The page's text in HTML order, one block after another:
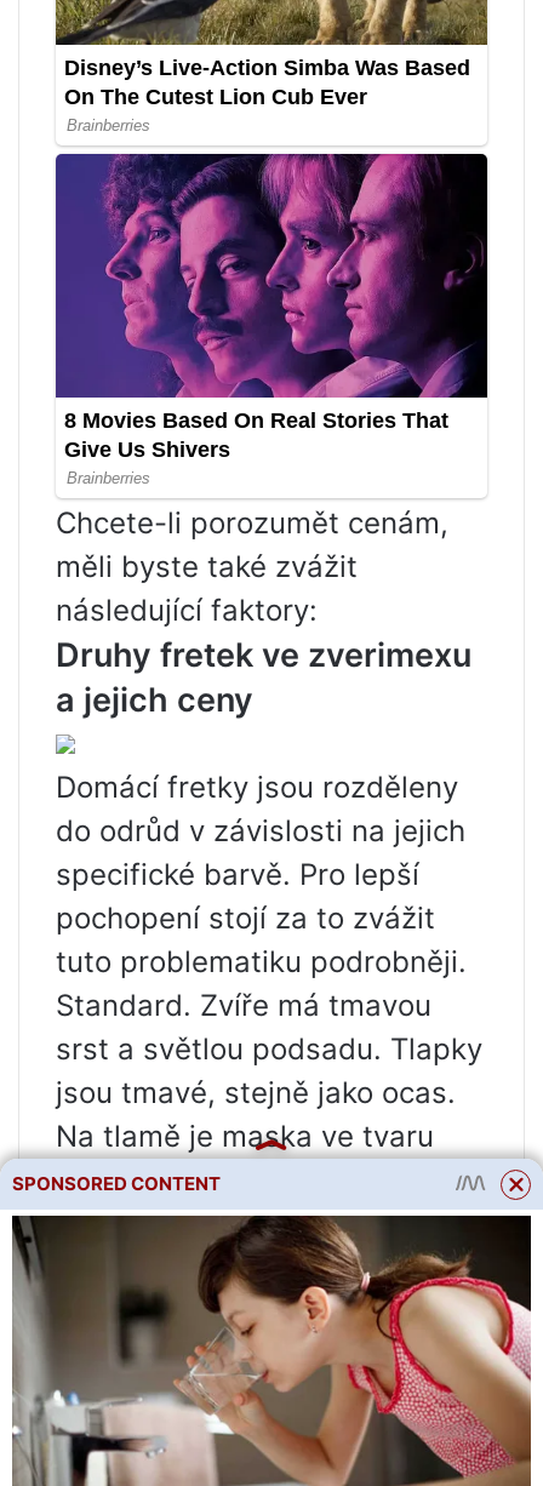
Chcete-li porozumět cenám,
měli byste také zvážit
následující faktory:
Druhy fretek ve zverimexu
a jejich ceny
Domácí fretky jsou rozděleny
do odrůd v závislosti na jejich
specifické barvě. Pro lepší
pochopení stojí za to zvážit
tuto problematiku podrobněji.
Standard. Zvíře má tmavou
srst a světlou podsadu. Tlapky
jsou tmavé, stejně jako ocas.
Na tlamě je maska ​​ve tvaru
písmene „T“. Prodáno na
tisíc rublů;
Čokoláda. Barva je jednotná po
celém těle. Nos je růžový. Bílá
maska ​​na obličeji je povolena.
Realizováno v Moskvě5-9 tisíc
rublů;
SPONSORED CONTENT